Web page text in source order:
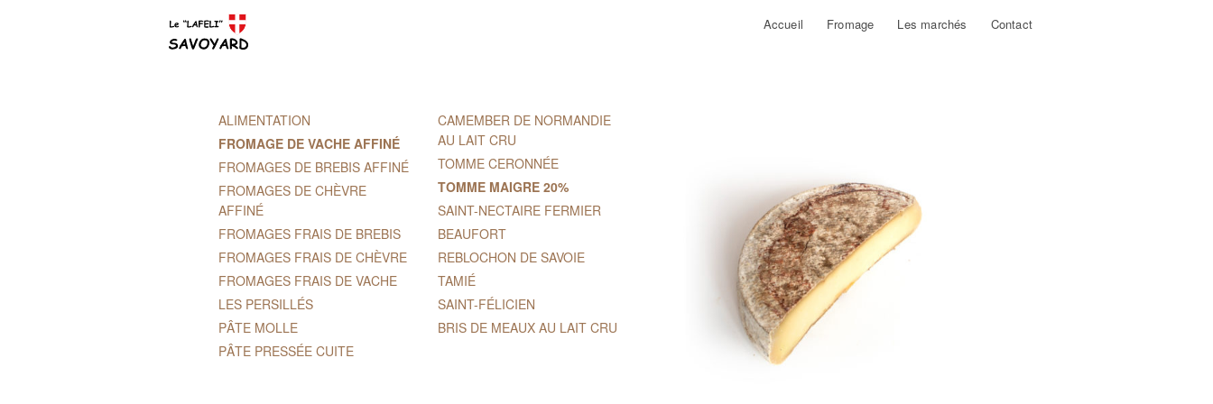
Accueil Fromage Les marchés Contact
ALIMENTATION
FROMAGE DE VACHE AFFINÉ
FROMAGES DE BREBIS AFFINÉ
FROMAGES DE CHÈVRE
AFFINÉ
FROMAGES FRAIS DE BREBIS
FROMAGES FRAIS DE CHÈVRE
FROMAGES FRAIS DE VACHE
LES PERSILLÉS
PÂTE MOLLE
PÂTE PRESSÉE CUITE
CAMEMBER DE NORMANDIE
AU LAIT CRU
TOMME CERONNÉE
TOMME MAIGRE 20%
SAINT-NECTAIRE FERMIER
BEAUFORT
REBLOCHON DE SAVOIE
TAMIÉ
SAINT-FÉLICIEN
BRIS DE MEAUX AU LAIT CRU